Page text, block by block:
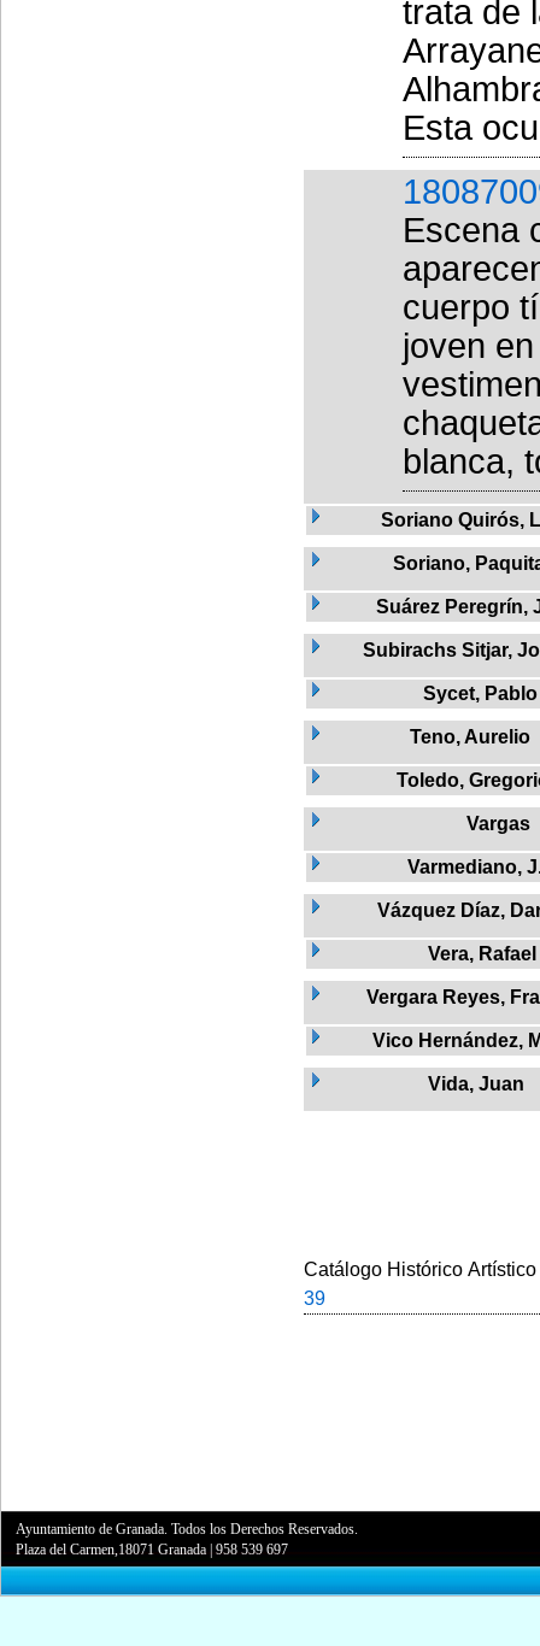
trata de
Esta
Escena
cuerpo
joven
blanca,
Soriano Quirós,
Soriano,
Suárez Peregrín,
Subirachs Sitjar,
Sycet, Pablo
Teno, Aurelio
Toledo,
Vargas
Varmediano,
Vázquez Díaz,
Vera, Rafael
Vergara Reyes,
Vico Hernández,
Vida, Juan
Catálogo Histórico
39
Ayuntamiento de Granada. Todos los Derechos Reservados.
Plaza del Carmen,18071 Granada |958 539 697